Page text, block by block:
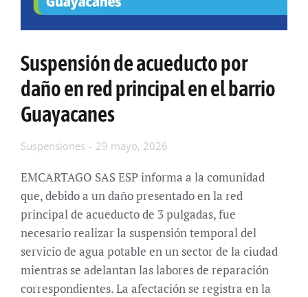
Suspensión de acueducto por
daño en red principal en el barrio
Guayacanes
Suspensiones 29 mayo, 2026
EMCARTAGO SAS ESP informa a la comunidad
que, debido a un daño presentado en la red
principal de acueducto de 3 pulgadas, fue
necesario realizar la suspensión temporal del
servicio de agua potable en un sector de la ciudad
mientras se adelantan las labores de reparación
correspondientes. La afectación se registra en la